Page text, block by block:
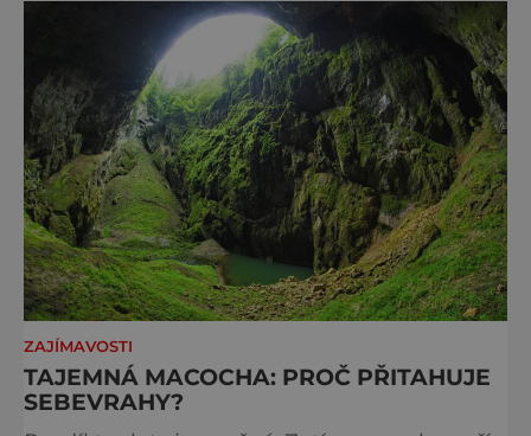
po krvavém řádění, které pamatuje hluboká
i nedávná historie. Na místě zřejmě
docházelo k nesmírně krutým událostem.
Prudk
ZAJÍMAVOSTI
TAJEMNÁ MACOCHA: PROČ PŘITAHUJE
SEBEVRAHY?